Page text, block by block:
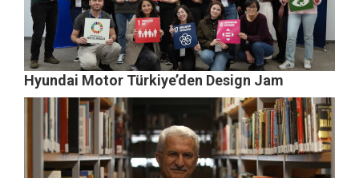
Hyundai Motor Türkiye’den Design Jam